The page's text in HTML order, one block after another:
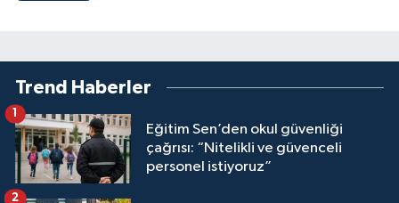
Trend Haberler
Eğitim Sen’den okul güvenliği
çağrısı: “Nitelikli ve güvenceli
personel istiyoruz”
1
2